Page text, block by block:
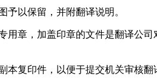
以保留，并附翻译说明。
用章，加盖印章的文件是翻译公
复印件，以便于提交机关审核翻